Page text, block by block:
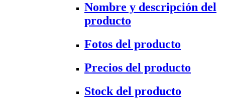
Nombre y descripción del
producto
Fotos del producto
Precios del producto
Stock del producto